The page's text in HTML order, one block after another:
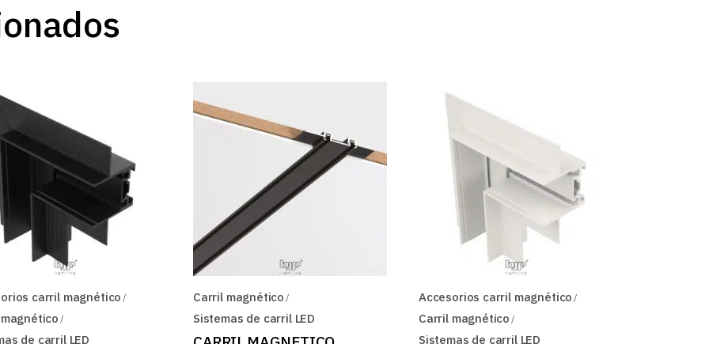
carril magnético
de carril LED
Carril magnético
Sistemas de carril LED
Accesorios carril magnético
Carril magnético
Sistemas de carril LED